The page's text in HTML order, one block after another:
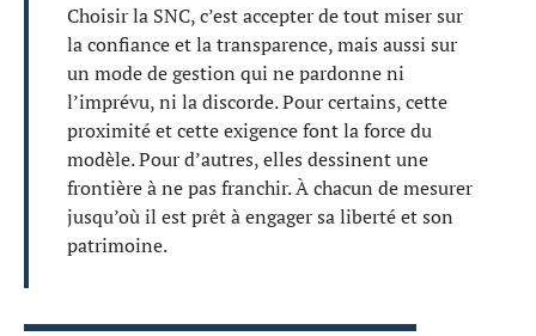
Choisir la SNC, c’est accepter de tout miser sur
la confiance et la transparence, mais aussi sur
un mode de gestion qui ne pardonne ni
l’imprévu, ni la discorde. Pour certains, cette
proximité et cette exigence font la force du
modèle. Pour d’autres, elles dessinent une
frontière à ne pas franchir. À chacun de mesurer
jusqu’où il est prêt à engager sa liberté et son
patrimoine.